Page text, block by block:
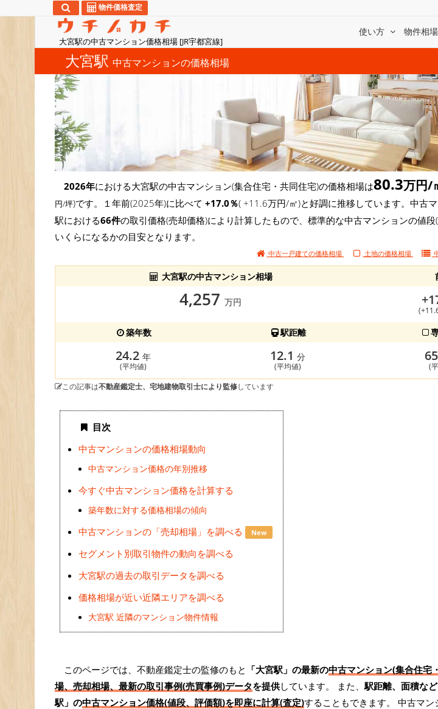
大宮駅の中古マンション価格相場 [JR宇都宮線]
使い方 物件相場
物件価格査定
大宮駅 中古マンションの価格相場
2026年における大宮駅の中古マンション(集合住宅・共同住宅)の価格相場は80.3万円/
円/坪)です。１年前(2025年)に比べて +17.0％( +11.6万円/㎡)と好調に推移しています。中古
駅における66件の取引価格(売却価格)により計算したもので、標準的な中古マンションの値
いくらになるかの目安となります。
中古一戸建ての価格相場 土地の価格相場
大宮駅の中古マンション相場
4,257 万円
築年数 駅距離
24.2 年
(平均値)
12.1 分
(平均値)
(
この記事は不動産鑑定士、宅地建物取引士により監修しています
目次
中古マンションの価格相場動向
中古マンション価格の年別推移
今すぐ中古マンション価格を計算する
築年数に対する価格相場の傾向
中古マンションの「売却相場」を調べる New
セグメント別取引物件の動向を調べる
大宮駅の過去の取引データを調べる
価格相場が近い近隣エリアを調べる
大宮駅 近隣のマンション物件情報
このページでは、不動産鑑定士の監修のもと 「大宮駅」の最新の中古マンション(集合住宅
場、売却相場、最新の取引事例(売買事例)データを提供しています。 また、 駅距離、面積な
駅」の中古マンション価格(値段、評価額)を即座に計算(査定)することもできます。 中古マン